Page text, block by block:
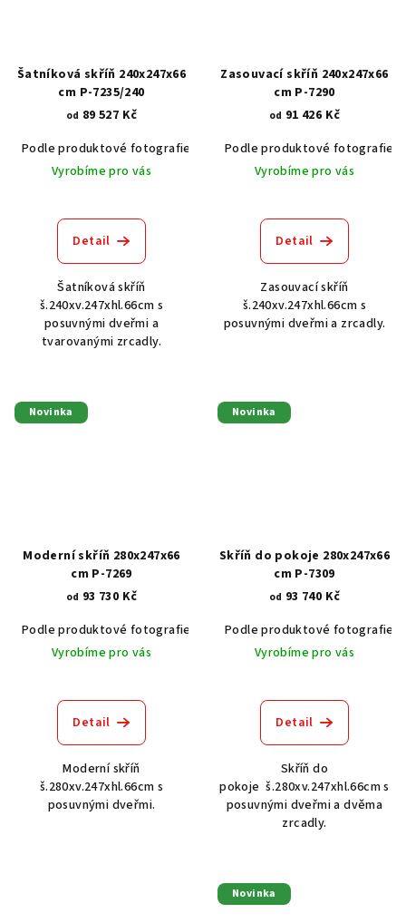
Šatníková skříň 240x247x66
cm P-7235/240
od 89 527 Kč
Podle produktové fotografie
Akát vintage BT1551
Dub světlý
Vyrobíme pro vás
Detail
Šatníková skříň
š.240xv.247xhl.66cm s
posuvnými dveřmi a
tvarovanými zrcadly.
Zasouvací skříň 240x247x66
cm P-7290
od 91 426 Kč
Podle produktové fotografie
Vyrobíme pro vás
Detail
Zasouvací skříň
š.240xv.247xhl.66cm s
posuvnými dveřmi a zrcadly.
Novinka
Moderní skříň 280x247x66
cm P-7269
od 93 730 Kč
Podle produktové fotografie
Akát vintage BT1551
Dub světlý
Vyrobíme pro vás
Detail
Moderní skříň
š.280xv.247xhl.66cm s
posuvnými dveřmi.
Novinka
Skříň do pokoje 280x247x66
cm P-7309
od 93 740 Kč
Podle produktové fotografie
Vyrobíme pro vás
Detail
Skříň do
pokoje š.280xv.247xhl.66cm s
posuvnými dveřmi a dvěma
zrcadly.
Novinka